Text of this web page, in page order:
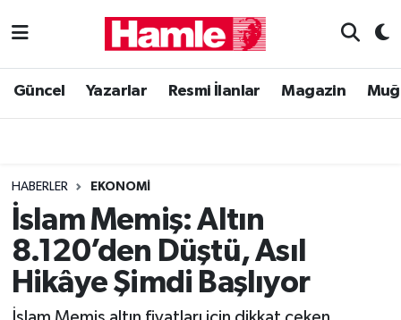
Güncel Yazarlar Resmi İlanlar Magazin
HABERLER EKONOMI
İslam Memiş: Altın
8.120’den Düştü, Asıl
Hikâye Şimdi Başlıyor
Güncel
Magazin
Muğla Haber
Siyaset
Muğla Nöbetçi Eczaneler
Muğla Trafik Yoğunluk Haritası
Süper Lig Puan Durumu ve Fikstür
Tüm Manşetler